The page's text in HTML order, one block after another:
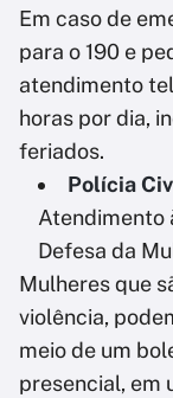
Em caso de
para o 190 e
atendimento
horas por dia,
feriados.
Polícia
Atendimento
Defesa da
Mulheres que
violência,
meio de um
presencial, em